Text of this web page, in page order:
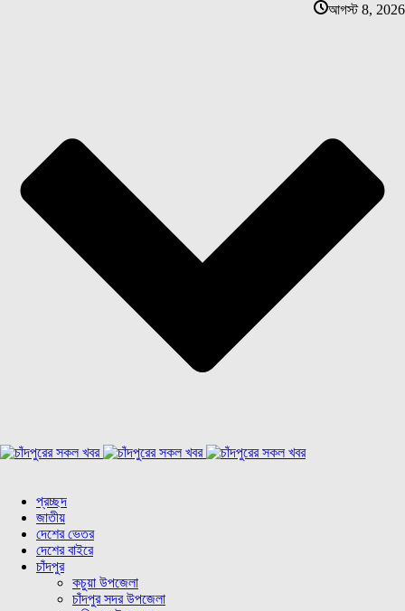
আগস্ট 8, 2026
প্রচ্ছদ
জাতীয়
দেশের ভেতর
দেশের বাইরে
চাঁদপুর
কচুয়া উপজেলা
চাঁদপুর সদর উপজেলা